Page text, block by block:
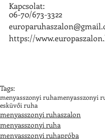
Kapcsolat:
06-70/673-3322
https://
Tags:
menyasszonyi ruhamenyasszonyi
esküvői ruha
menyasszonyi ruhaszalon
menyasszonyi ruha
menyasszonyi ruhapróba